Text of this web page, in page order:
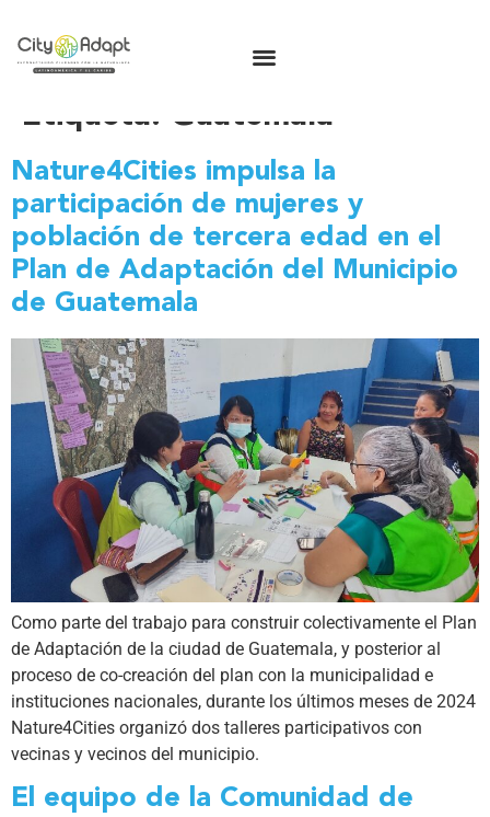
Etiqueta: Guatemala
Nature4Cities impulsa la
participación de mujeres y
población de tercera edad en el
Plan de Adaptación del Municipio
de Guatemala
Como parte del trabajo para construir colectivamente el Plan
de Adaptación de la ciudad de Guatemala, y posterior al
proceso de co-creación del plan con la municipalidad e
instituciones nacionales, durante los últimos meses de 2024
Nature4Cities organizó dos talleres participativos con
vecinas y vecinos del municipio.
El equipo de la Comunidad de